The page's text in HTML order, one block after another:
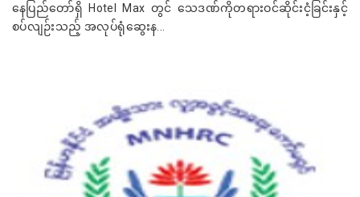
နေပြည်တော်ရှိ Hotel Max တွင် သေဒဏ်ကိုတရားဝင်ဆိုင်းငံ့ခြင်းနှင့်
စပ်လျဉ်းသည့် အလုပ်ရုံဆွေးန...